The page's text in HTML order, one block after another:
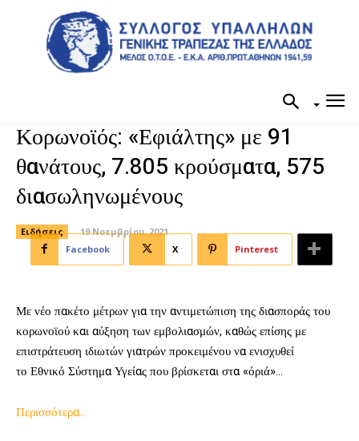
Κορωνοϊός: «Εφιάλτης» με 91
θανάτους, 7.805 κρούσματα, 575
διασωληνωμένους
Ειδήσεις
19 Νοεμβρίου, 2021
Facebook
X Pinterest
Με νέο πακέτο μέτρων για την αντιμετώπιση της διασποράς του
κορωνοϊού και αύξηση των εμβολιασμών, καθώς επίσης με
επιστράτευση ιδιωτών γιατρών προκειμένου να ενισχυθεί
το Εθνικό Σύστημα Υγείας που βρίσκεται στα «όριά»…
Περισσότερα…